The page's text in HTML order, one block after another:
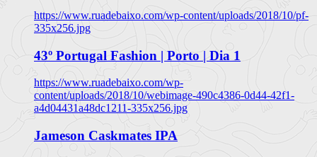
https://www.ruadebaixo.com/wp-content/uploads/2018/10/pf-
335x256.jpg
43º Portugal Fashion | Porto | Dia 1
https://www.ruadebaixo.com/wp-
content/uploads/2018/10/webimage-490c4386-0d44-42f1-
a4d04431a48dc1211-335x256.jpg
Jameson Caskmates IPA